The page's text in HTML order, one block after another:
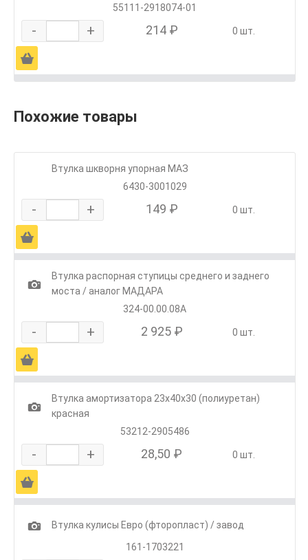
55111-2918074-01
- + 214 ₽ 0 шт.
Ä
Похожие товары
Втулка шкворня упорная МАЗ
6430-3001029
- + 149 ₽ 0 шт.
Ä
1
Втулка распорная ступицы среднего и заднего
моста / аналог МАДАРА
324-00.00.08А
- + 2 925 ₽ 0 шт.
Ä
1
Втулка амортизатора 23х40х30 (полиуретан)
красная
53212-2905486
- + 28,50 ₽ 0 шт.
Ä
1
Втулка кулисы Евро (фторопласт) / завод
161-1703221